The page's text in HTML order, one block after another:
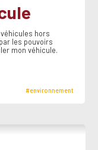
hors
les pouvoirs
mon véhicule.
#environnement